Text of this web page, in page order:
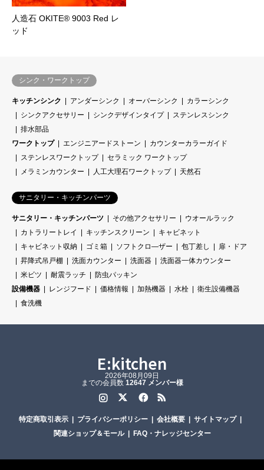
人造石 OKITE® 9003 Red レ
ッド
シンク・ワークトップ
キッチンシンク アンダーシンク オーバーシンク
カラーシンク
シンクアクセサリー
シンクデザインタイプ
ステンレスシンク
排水部品
ワークトップ
エンジニアードストーン
カウンターカラーガイド
ステンレスワークトップ
セラミック ワークトップ
メラミンカウンター
人工大理石ワークトップ 天然石
サニタリー・キッチンパーツ
サニタリー・キッチンパーツ その他アクセサリー
ウオールラック
カトラリートレイ
キッチンスクリーン
キャビネット
キャビネット収納
ゴミ箱 ソフトクロ―ザー 包丁差し
扉・ドア
昇降式吊戸棚
洗面カウンター 洗面器
洗面器一体カウンター
米ビツ
耐震ラッチ
防虫パッキン
設備機器
レンジフード 価格情報 加熱機器 水栓
衛生設備機器
食洗機
E:kitchen
2026年08月09日
までの会員数 12647 メンバー様
FacebookRSS
特定商取引表示 プライバシーポリシー 会社概要
サイトマップ
関連ショップ＆モール
FAQ・ナレッジセンター